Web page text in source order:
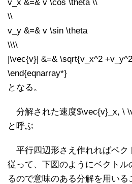
v_x &=& v \cos \theta \\
\\
v_y &=& v \sin \theta
\\\\
|\vec{v}| &=& \sqrt{v_x^2
\end{eqnarray*}
となる。
分解された速度$\vec{v}_x, \
と呼ぶ
平行四辺形さえ作れればベク
従って、下図のようにベクトル
るので意味のある分解を用いる